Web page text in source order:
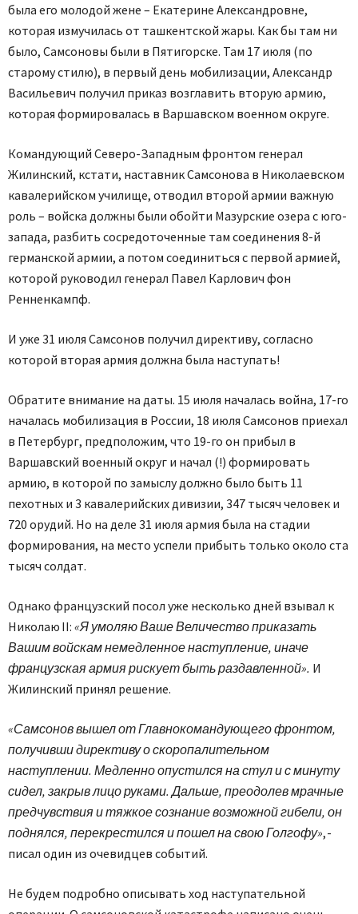
была его молодой жене – Екатерине Александровне,
которая измучилась от ташкентской жары. Как бы там ни
было, Самсоновы были в Пятигорске. Там 17 июля (по
старому стилю), в первый день мобилизации, Александр
Васильевич получил приказ возглавить вторую армию,
которая формировалась в Варшавском военном округе.
Командующий Северо-Западным фронтом генерал
Жилинский, кстати, наставник Самсонова в Николаевском
кавалерийском училище, отводил второй армии важную
роль – войска должны были обойти Мазурские озера с юго-
запада, разбить сосредоточенные там соединения 8-й
германской армии, а потом соединиться с первой армией,
которой руководил генерал Павел Карлович фон
Ренненкампф.
И уже 31 июля Самсонов получил директиву, согласно
которой вторая армия должна была наступать!
Обратите внимание на даты. 15 июля началась война, 17-го
началась мобилизация в России, 18 июля Самсонов приехал
в Петербург, предположим, что 19-го он прибыл в
Варшавский военный округ и начал (!) формировать
армию, в которой по замыслу должно было быть 11
пехотных и 3 кавалерийских дивизии, 347 тысяч человек и
720 орудий. Но на деле 31 июля армия была на стадии
формирования, на место успели прибыть только около ста
тысяч солдат.
Однако французский посол уже несколько дней взывал к
Николаю II: «Я умоляю Ваше Величество приказать
Вашим войскам немедленное наступление, иначе
французская армия рискует быть раздавленной». И
Жилинский принял решение.
«Самсонов вышел от Главнокомандующего фронтом,
получивши директиву о скоропалительном
наступлении. Медленно опустился на стул и с минуту
сидел, закрыв лицо руками. Дальше, преодолев мрачные
предчувствия и тяжкое сознание возможной гибели, он
поднялся, перекрестился и пошел на свою Голгофу», -
писал один из очевидцев событий.
Не будем подробно описывать ход наступательной